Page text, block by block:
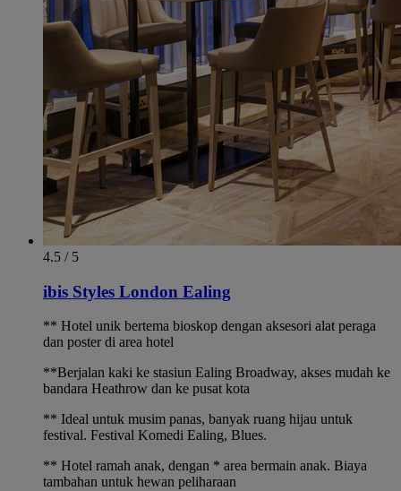
4.5 / 5
ibis Styles London Ealing
** Hotel unik bertema bioskop dengan aksesori alat peraga
dan poster di area hotel
**Berjalan kaki ke stasiun Ealing Broadway, akses mudah ke
bandara Heathrow dan ke pusat kota
** Ideal untuk musim panas, banyak ruang hijau untuk
festival. Festival Komedi Ealing, Blues.
** Hotel ramah anak, dengan * area bermain anak. Biaya
tambahan untuk hewan peliharaan